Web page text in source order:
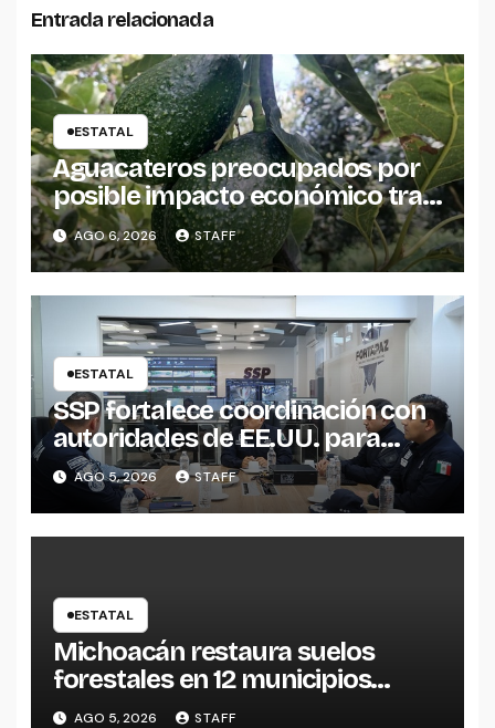
Entrada relacionada
ESTATAL
Aguacateros preocupados por
posible impacto económico tras
alerta de Estados Unidos
AGO 6, 2026 STAFF
ESTATAL
SSP fortalece coordinación con
autoridades de EE.UU. para
reforzar seguridad en la región
aguacatera
AGO 5, 2026 STAFF
ESTATAL
Michoacán restaura suelos
forestales en 12 municipios
afectados por incendios
AGO 5, 2026 STAFF